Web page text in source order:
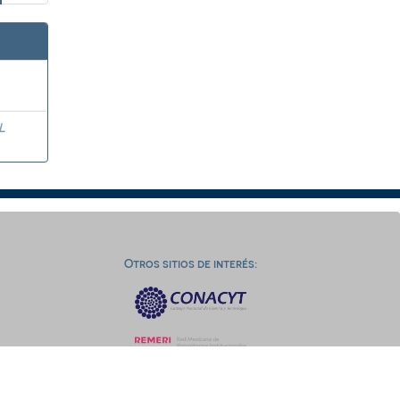
Otros sitios de interés: